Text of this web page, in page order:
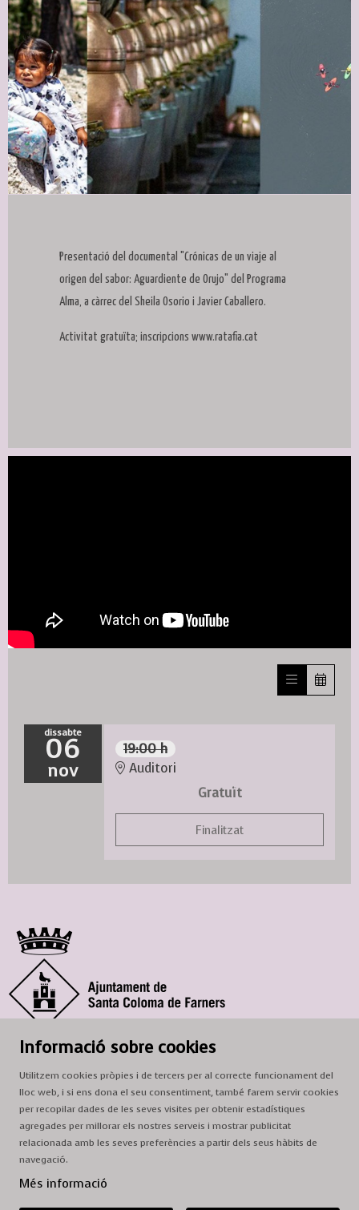
Presentació del documental "Crónicas de un viaje al
origen del sabor: Aguardiente de Orujo" del Programa
Alma, a càrrec del Sheila Osorio i Javier Caballero.
Activitat gratuïta; inscripcions www.ratafia.cat
dissabte
06
nov
19:00 h
Auditori
Gratuït
Finalitzat
© Ajuntament de Santa Coloma de Farners
: de dilluns a dissabte, de 9 a 13 h.
Adreça: c. del Prat, 16, 17430 Santa Coloma de Farners
A/e:cultura@scf.cat
Sitemap
Informació sobre cookies
Utilitzem cookies pròpies i de tercers per al correcte funcionament del
lloc web, i si ens dona el seu consentiment, també farem servir cookies
per recopilar dades de les seves visites per obtenir estadístiques
agregades per millorar els nostres serveis i mostrar publicitat
relacionada amb les seves preferències a partir dels seus hàbits de
navegació.
Més informació